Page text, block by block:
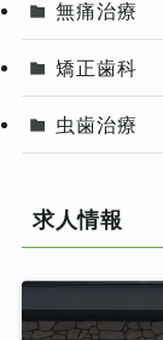
無痛治療
矯正歯科
虫歯治療
求人情報